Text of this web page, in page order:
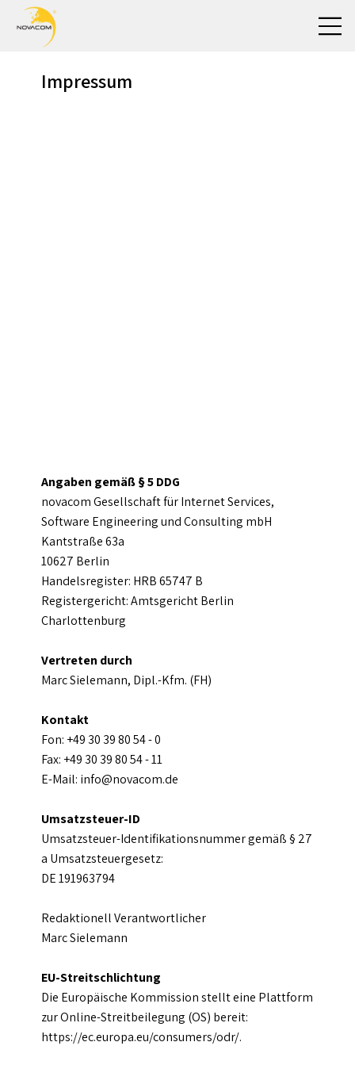
Impressum
Angaben gemäß § 5 DDG
novacom Gesellschaft für Internet Services,
Software Engineering und Consulting mbH
Kantstraße 63a
10627 Berlin
Handelsregister: HRB 65747 B
Registergericht: Amtsgericht Berlin
Charlottenburg
Vertreten durch
Marc Sielemann, Dipl.-Kfm. (FH)
Kontakt
Fon: +49 30 39 80 54 - 0
Fax: +49 30 39 80 54 - 11
E-Mail: info@novacom.de
Umsatzsteuer-ID
Umsatzsteuer-Identifikationsnummer gemäß § 27
a Umsatzsteuergesetz:
DE 191963794
Redaktionell Verantwortlicher
Marc Sielemann
EU-Streitschlichtung
Die Europäische Kommission stellt eine Plattform
zur Online-Streitbeilegung (OS) bereit:
https://ec.europa.eu/consumers/odr/.